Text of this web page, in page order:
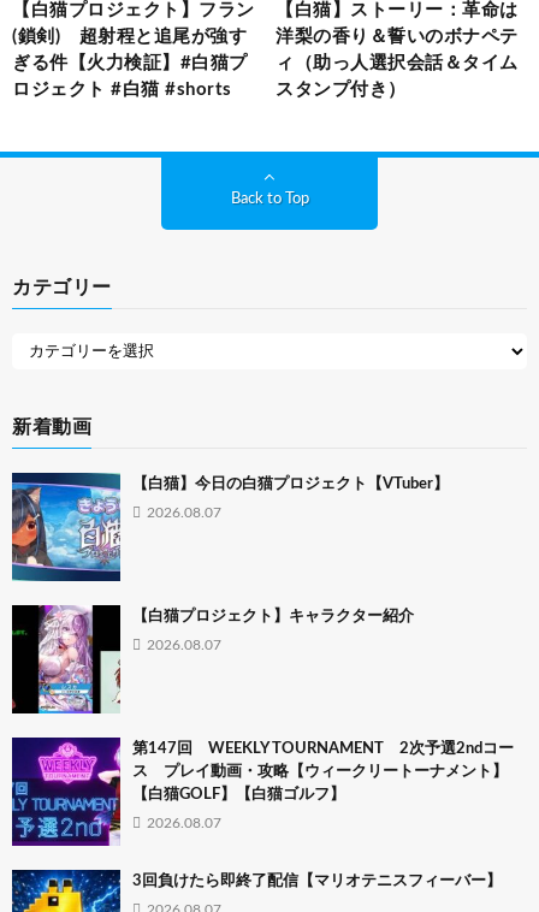
【白猫プロジェクト】フラン
(鎖剣) 超射程と追尾が強す
ぎる件【火力検証】#白猫プ
ロジェクト #白猫 #shorts
【白猫】ストーリー：革命は
洋梨の香り＆誓いのボナペテ
ィ（助っ人選択会話＆タイム
スタンプ付き）
Back to Top
カテゴリー
新着動画
【白猫】今日の白猫プロジェクト【VTuber】
2026.08.07
【白猫プロジェクト】キャラクター紹介
2026.08.07
第147回 WEEKLY TOURNAMENT 2次予選2ndコー
ス プレイ動画・攻略【ウィークリートーナメント】
【白猫GOLF】【白猫ゴルフ】
2026.08.07
3回負けたら即終了配信【マリオテニスフィーバー】